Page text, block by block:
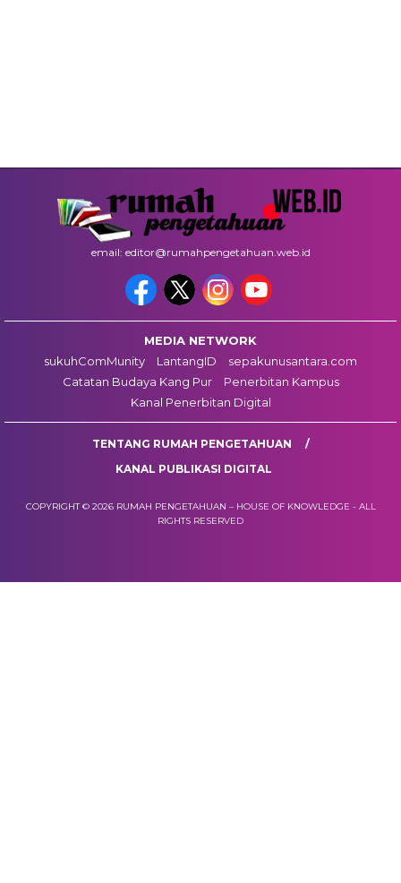
email: editor@rumahpengetahuan.web.id
MEDIA NETWORK
sukuhComMunity
LantangID
sepakunusantara.com
Catatan Budaya Kang Pur
Penerbitan Kampus
Kanal Penerbitan Digital
TENTANG RUMAH PENGETAHUAN
KANAL PUBLIKASI DIGITAL
COPYRIGHT © 2026 RUMAH PENGETAHUAN – HOUSE OF KNOWLEDGE - ALL
RIGHTS RESERVED